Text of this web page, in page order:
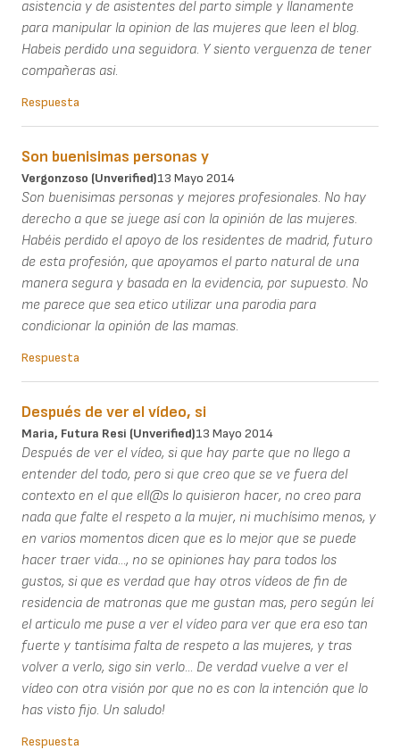
asistencia y de asistentes del parto simple y llanamente
para manipular la opinion de las mujeres que leen el blog.
Habeis perdido una seguidora. Y siento verguenza de tener
compañeras asi.
Respuesta
Son buenisimas personas y
Vergonzoso (unverified)13 Mayo 2014
Son buenisimas personas y mejores profesionales. No hay
derecho a que se juege así con la opinión de las mujeres.
Habéis perdido el apoyo de los residentes de madrid, futuro
de esta profesión, que apoyamos el parto natural de una
manera segura y basada en la evidencia, por supuesto. No
me parece que sea etico utilizar una parodia para
condicionar la opinión de las mamas.
Respuesta
Después de ver el vídeo, si
Maria, Futura Resi (unverified)13 Mayo 2014
Después de ver el vídeo, si que hay parte que no llego a
entender del todo, pero si que creo que se ve fuera del
contexto en el que ell@s lo quisieron hacer, no creo para
nada que falte el respeto a la mujer, ni muchísimo menos, y
en varios momentos dicen que es lo mejor que se puede
hacer traer vida..., no se opiniones hay para todos los
gustos, si que es verdad que hay otros vídeos de fin de
residencia de matronas que me gustan mas, pero según leí
el articulo me puse a ver el vídeo para ver que era eso tan
fuerte y tantísima falta de respeto a las mujeres, y tras
volver a verlo, sigo sin verlo... De verdad vuelve a ver el
vídeo con otra visión por que no es con la intención que lo
has visto fijo. Un saludo!
Respuesta